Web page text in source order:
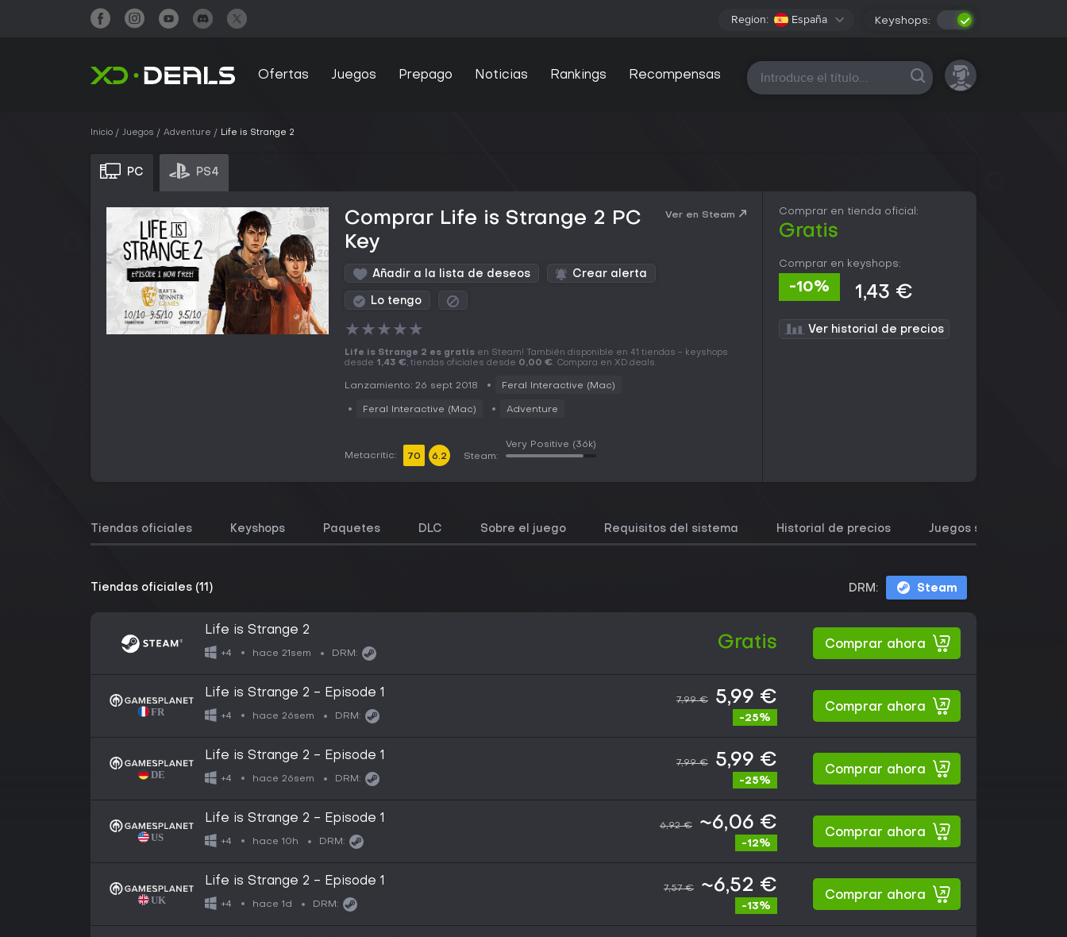
Region: España Keyshops:
Ofertas Juegos Prepago Noticias Rankings Recompensas Todas las plataformas
Inicio Juegos Adventure Life is Strange 2
PC PS4
Comprar Life is Strange 2 PC
Key
Ver en Steam
Añadir a la lista de deseos Crear alerta
Lo tengo
★★★★★
Life is Strange 2 es gratis en Steam! También disponible en 41 tiendas - keyshops
desde 1,43 €, tiendas oficiales desde 0,00 €. Compara en XD.deals.
Lanzamiento: 26 sept 2018 Feral Interactive (Mac)
Feral Interactive (Mac) Adventure
Metacritic: 70 6.2 Steam:
Very Positive (36k)
Comprar en tienda oficial:
Gratis
Comprar en keyshops:
-10% 1,43 €
Ver historial de precios
Tiendas oficiales Keyshops Paquetes DLC Sobre el juego Requisitos del sistema Historial de precios Juegos similares
Tiendas oficiales (11) DRM: Steam
Life is Strange 2
+4 hace 21sem DRM:
Gratis Comprar ahora
Life is Strange 2 - Episode 1
+4 hace 26sem DRM:
7,99 € 5,99 €
-25%
Comprar ahora
Life is Strange 2 - Episode 1
+4 hace 26sem DRM:
7,99 € 5,99 €
-25%
Comprar ahora
Life is Strange 2 - Episode 1
+4 hace 10h DRM:
6,92 € ~6,06 €
-12%
Comprar ahora
Life is Strange 2 - Episode 1
+4 hace 1d DRM:
7,57 € ~6,52 €
-13%
Comprar ahora